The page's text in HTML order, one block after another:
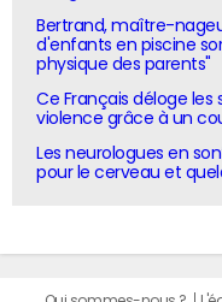
Bertrand, maître-
d'enfants en piscine
physique des parents"
Ce Français déloge
violence grâce à un
Les neurologues en
pour le cerveau et